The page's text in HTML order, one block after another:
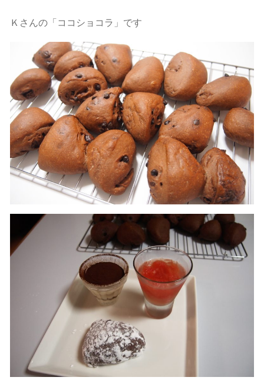
Ｋさんの「ココショコラ」です